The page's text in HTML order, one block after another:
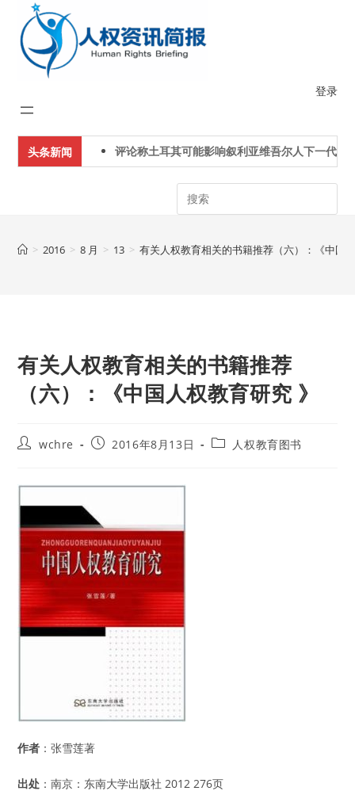
content
登录
头条新闻 评论称土耳其可能影响叙利亚维吾尔人下一代身份
Search
> 2016 > 8 月 > 13 > 有关人权教育相关的书籍推荐（六）：《中国
有关人权教育相关的书籍推荐
（六）：《中国人权教育研究 》
Postwchre
Post2016年8月13日
Post 人权教育图书
作者 ：张雪莲著
出处 ：南京：东南大学出版社 2012 276页